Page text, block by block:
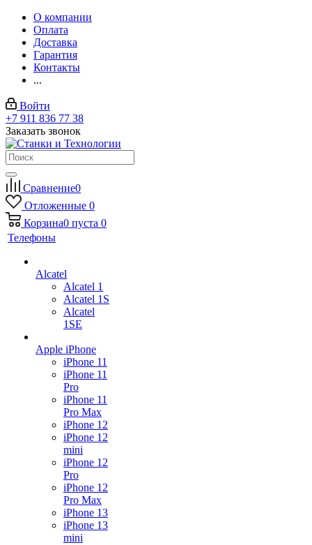
О компании
Оплата
Доставка
Гарантия
Контакты
...
Войти
+7 911 836 77 38
Заказать звонок
Сравнение0
Отложенные 0
Корзина0 пуста 0
Телефоны
Alcatel
Alcatel 1
Alcatel 1S
Alcatel
1SE
Apple iPhone
iPhone 11
iPhone 11
Pro
iPhone 11
Pro Max
iPhone 12
iPhone 12
mini
iPhone 12
Pro
iPhone 12
Pro Max
iPhone 13
iPhone 13
mini